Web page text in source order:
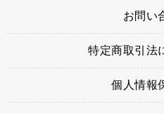
お問い
特定商取引法
個人情報